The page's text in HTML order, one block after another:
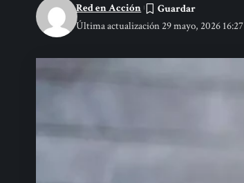
Última actualización 29 mayo, 2026 16:27
Red en Acción